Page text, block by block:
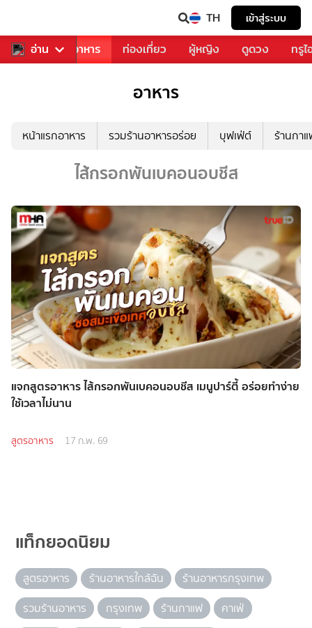
TH เข้าสู่ระบบ
อ่าน
การเพลง อาหาร ท่องเที่ยว ผู้หญิง ดูดวง ทรู
อาหาร
หน้าแรกอาหาร รวมร้านอาหารอร่อย บุฟเฟ่ต์ ร้านกา
ไส้กรอกพันเบคอนอบชีส
แจกสูตรอาหาร ไส้กรอกพันเบคอนอบชีส เมนูปาร์ตี้ อร่อยทำง่าย
ใช้เวลาไม่นาน
สูตรอาหาร 17 ก.พ. 69
แท็กยอดนิยม
สูตรอาหาร ร้านอาหารใกล้ฉัน
ร้านอาหารกรุงเทพ
รวมร้านอาหาร
กรุงเทพ ร้านกาแฟ
คาเฟ่